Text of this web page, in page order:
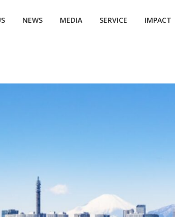
NEWS MEDIA SERVICE IMPACT